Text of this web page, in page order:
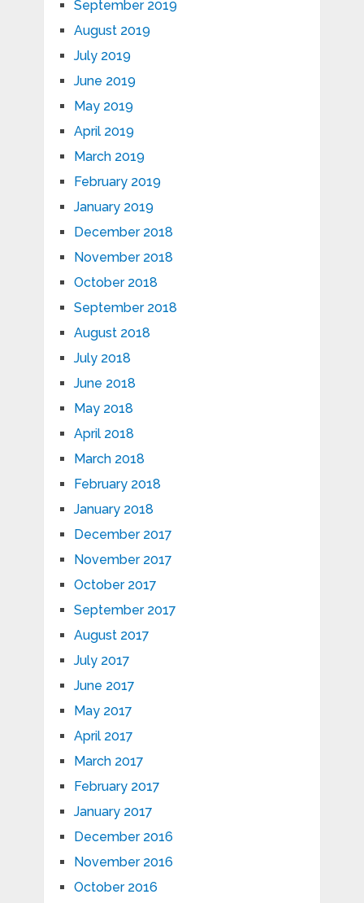
September 2019
August 2019
July 2019
June 2019
May 2019
April 2019
March 2019
February 2019
January 2019
December 2018
November 2018
October 2018
September 2018
August 2018
July 2018
June 2018
May 2018
April 2018
March 2018
February 2018
January 2018
December 2017
November 2017
October 2017
September 2017
August 2017
July 2017
June 2017
May 2017
April 2017
March 2017
February 2017
January 2017
December 2016
November 2016
October 2016